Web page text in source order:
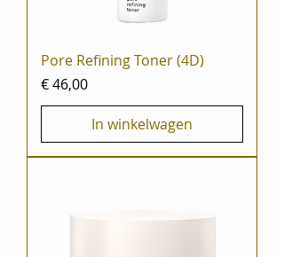
Pore Refining Toner (4D)
Prijs
€ 46,00
In winkelwagen